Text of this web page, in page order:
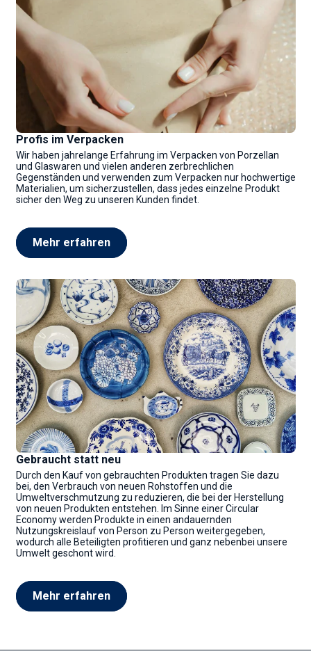
Profis im Verpacken
Wir haben jahrelange Erfahrung im Verpacken von Porzellan
und Glaswaren und vielen anderen zerbrechlichen
Gegenständen und verwenden zum Verpacken nur hochwertige
Materialien, um sicherzustellen, dass jedes einzelne Produkt
sicher den Weg zu unseren Kunden findet.
Mehr erfahren
Gebraucht statt neu
Durch den Kauf von gebrauchten Produkten tragen Sie dazu
bei, den Verbrauch von neuen Rohstoffen und die
Umweltverschmutzung zu reduzieren, die bei der Herstellung
von neuen Produkten entstehen. Im Sinne einer Circular
Economy werden Produkte in einen andauernden
Nutzungskreislauf von Person zu Person weitergegeben,
wodurch alle Beteiligten profitieren und ganz nebenbei unsere
Umwelt geschont wird.
Mehr erfahren